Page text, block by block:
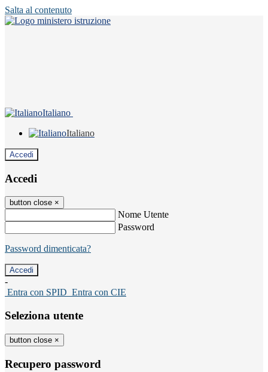
Salta al contenuto
Italiano
Italiano
Accedi
Accedi
button close ×
Nome Utente
Password
Password dimenticata?
-
Entra con SPID Entra con CIE
Seleziona utente
button close ×
Recupero password